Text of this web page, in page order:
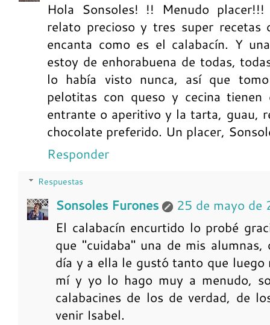
Hola Sonsoles! !! Menudo
relato precioso y tres super recetas
encanta como es el calabacín. Y
estoy de enhorabuena de todas,
lo había visto nunca, así que
pelotitas con queso y cecina tienen
entrante o aperitivo y la tarta, guau,
chocolate preferido. Un placer,
Responder
Respuestas
Sonsoles Furones
25 de mayo
El calabacín encurtido lo probé
que "cuidaba" una de mis
día y a ella le gustó tanto que luego
mí y yo lo hago muy a menudo,
calabacines de los de verdad, de
venir Isabel.